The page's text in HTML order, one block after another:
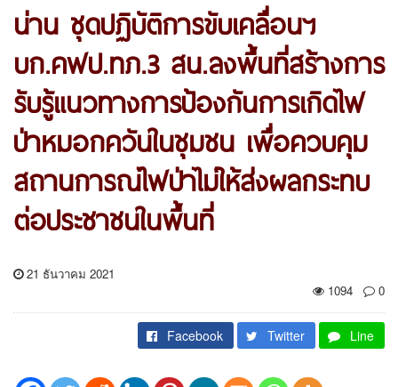
น่าน ชุดปฏิบัติการขับเคลื่อนฯ
บก.คฟป.ทภ.3 สน.ลงพื้นที่สร้างการ
รับรู้แนวทางการป้องกันการเกิดไฟ
ป่าหมอกควันในชุมชน เพื่อควบคุม
สถานการณ์ไฟป่าไม่ให้ส่งผลกระทบ
ต่อประชาชนในพื้นที่
21 ธันวาคม 2021
1094
0
Facebook Twitter Line